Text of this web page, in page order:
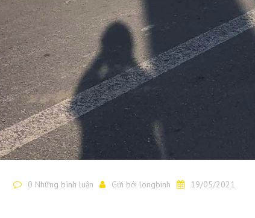
0 Những bình luận Gửi bởi longbinh 19/05/2021